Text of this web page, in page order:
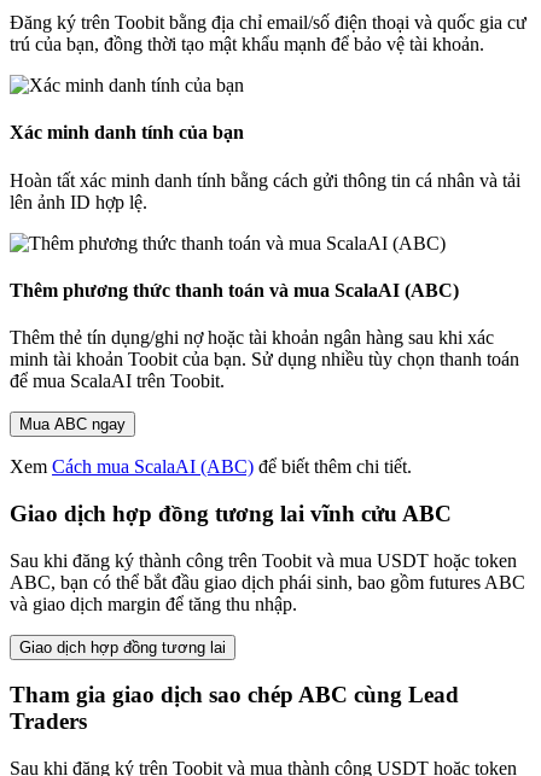
Đăng ký trên Toobit bằng địa chỉ email/số điện thoại và quốc gia cư
trú của bạn, đồng thời tạo mật khẩu mạnh để bảo vệ tài khoản.
Xác minh danh tính của bạn
Hoàn tất xác minh danh tính bằng cách gửi thông tin cá nhân và tải
lên ảnh ID hợp lệ.
Thêm phương thức thanh toán và mua ScalaAI (ABC)
Thêm thẻ tín dụng/ghi nợ hoặc tài khoản ngân hàng sau khi xác
minh tài khoản Toobit của bạn. Sử dụng nhiều tùy chọn thanh toán
để mua ScalaAI trên Toobit.
Mua ABC ngay
Xem Cách mua ScalaAI (ABC) để biết thêm chi tiết.
Giao dịch hợp đồng tương lai vĩnh cửu ABC
Sau khi đăng ký thành công trên Toobit và mua USDT hoặc token
ABC, bạn có thể bắt đầu giao dịch phái sinh, bao gồm futures ABC
và giao dịch margin để tăng thu nhập.
Giao dịch hợp đồng tương lai
Tham gia giao dịch sao chép ABC cùng Lead
Traders
Sau khi đăng ký trên Toobit và mua thành công USDT hoặc token